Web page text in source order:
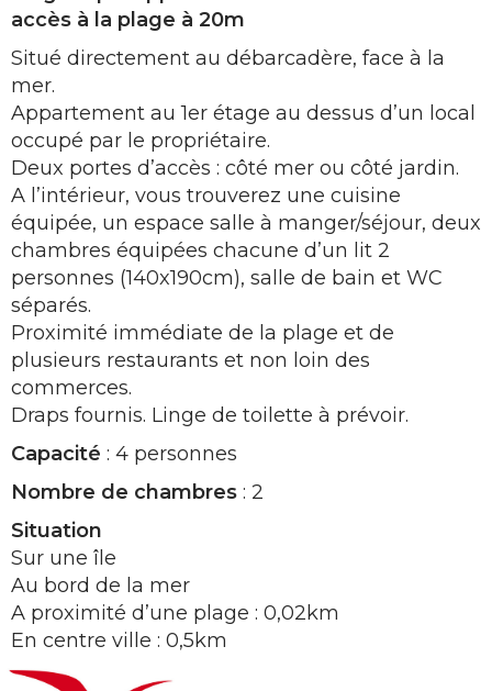
accès à la plage à 20m
Situé directement au débarcadère, face à la
mer.
Appartement au 1er étage au dessus d’un local
occupé par le propriétaire.
Deux portes d’accès : côté mer ou côté jardin.
A l’intérieur, vous trouverez une cuisine
équipée, un espace salle à manger/séjour, deux
chambres équipées chacune d’un lit 2
personnes (140x190cm), salle de bain et WC
séparés.
Proximité immédiate de la plage et de
plusieurs restaurants et non loin des
commerces.
Draps fournis. Linge de toilette à prévoir.
Capacité : 4 personnes
Nombre de chambres : 2
Situation
Sur une île
Au bord de la mer
A proximité d’une plage : 0,02km
En centre ville : 0,5km